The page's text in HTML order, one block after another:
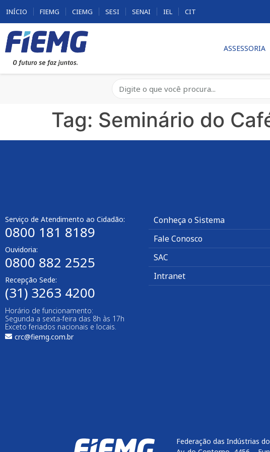
INÍCIO FIEMG CIEMG SESI SENAI IEL CIT
ASSESSORIA
Tag: Seminário do
Serviço de Atendimento ao Cidadão:
0800 181 8189
Ouvidoria:
0800 882 2525
Recepção Sede:
(31) 3263 4200
Horário de funcionamento:
Segunda a sexta-feira das 8h às 17h
Exceto feriados nacionais e locais.
crc@fiemg.com.br
Conheça o Sistema
Fale Conosco
SAC
Intranet
Federação das Indústrias